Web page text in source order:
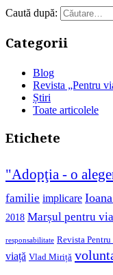
Caută după:
Categorii
Blog
Revista „Pentru
Știri
Toate articolele
Etichete
"Adopţia - o
familie implicare
2018 Marșul pentru
responsabilitate Revista Pentru
viață Vlad Miriță